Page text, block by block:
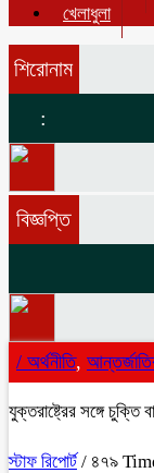
খেলাধুলা
শিরোনাম
:
বিজ্ঞপ্তি
/ অর্থনীতি,
যুক্তরাষ্ট্রের সঙ্গে
স্টাফ রিপোর্ট / ৪৭৯